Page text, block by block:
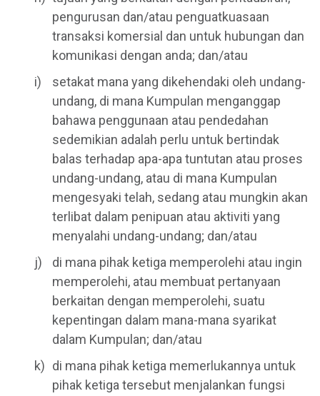
pengurusan dan/atau penguatkuasaan
transaksi komersial dan untuk hubungan dan
komunikasi dengan anda; dan/atau
setakat mana yang dikehendaki oleh undang-
undang, di mana Kumpulan menganggap
bahawa penggunaan atau pendedahan
sedemikian adalah perlu untuk bertindak
balas terhadap apa-apa tuntutan atau proses
undang-undang, atau di mana Kumpulan
mengesyaki telah, sedang atau mungkin akan
terlibat dalam penipuan atau aktiviti yang
menyalahi undang-undang; dan/atau
di mana pihak ketiga memperolehi atau ingin
memperolehi, atau membuat pertanyaan
berkaitan dengan memperolehi, suatu
kepentingan dalam mana-mana syarikat
dalam Kumpulan; dan/atau
di mana pihak ketiga memerlukannya untuk
pihak ketiga tersebut menjalankan fungsi